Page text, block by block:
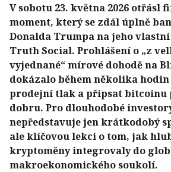
V sobotu 23. května 2026 otřásl
moment, který se zdál úplně
Donalda Trumpa na jeho
Truth Social. Prohlášení o „z
vyjednané“ mírové dohodě na
dokázalo během několika
prodejní tlak a připsat bitcoinu
dobru. Pro dlouhodobé
nepředstavuje jen krátkodobý
ale klíčovou lekci o tom, jak
kryptoměny integrovaly do
makroekonomického soukolí.